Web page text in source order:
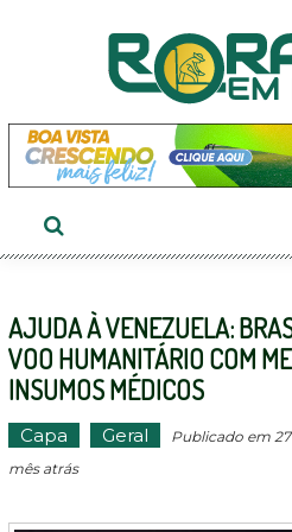
AJUDA À VENEZUELA:
VOO HUMANITÁRIO COM
INSUMOS MÉDICOS
Capa Geral
Publicado em 27
mês atrás